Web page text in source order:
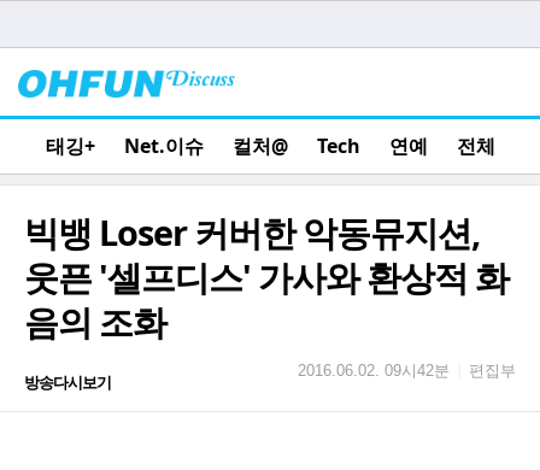
태깅+ Net.이슈 컬처@ Tech 연예 전체
빅뱅 Loser 커버한 악동뮤지션,
웃픈 '셀프디스' 가사와 환상적 화
음의 조화
방송다시보기
2016.06.02. 09시42분 편집부